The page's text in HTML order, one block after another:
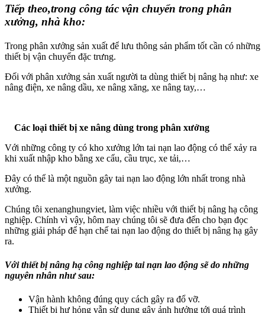
Tiếp theo,trong công tác vận chuyển trong phân
xưởng, nhà kho:
Trong phân xưởng sản xuất để lưu thông sản phẩm tốt cần có những
thiết bị vận chuyển đặc trưng.
Đối với phân xưởng sản xuất người ta dùng thiết bị nâng hạ như: xe
nâng điện, xe nâng dầu, xe nâng xăng, xe nâng tay,…
Các loại thiết bị xe nâng dùng trong phân xưởng
Với những công ty có kho xưởng lớn tai nạn lao động có thể xảy ra
khi xuất nhập kho bằng xe cẩu, cầu trục, xe tải,…
Đây có thể là một nguồn gây tai nạn lao động lớn nhất trong nhà
xưởng.
Chúng tôi xenanghungviet, làm việc nhiều với thiết bị nâng hạ công
nghiệp. Chính vì vậy, hôm nay chúng tôi sẽ đưa đến cho bạn đọc
những giải pháp để hạn chế tai nạn lao động do thiết bị nâng hạ gây
ra.
Với thiết bị nâng hạ công nghiệp tai nạn lao động sẽ do những
nguyên nhân như sau:
Vận hành không đúng quy cách gây ra đổ vỡ.
Thiết bị hư hỏng vẫn sử dụng gây ảnh hưởng tới quá trình